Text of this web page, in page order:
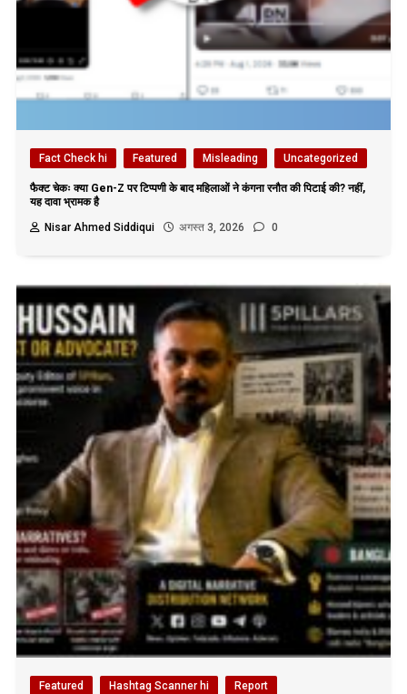
Fact Check hi Featured Misleading Uncategorized
फैक्ट चेकः क्या Gen-Z पर टिप्पणी के बाद महिलाओं ने कंगना रनौत की पिटाई की? नहीं,
यह दावा भ्रामक है
Nisar Ahmed Siddiqui
अगस्त 3, 2026 0
Featured Hashtag Scanner hi Report